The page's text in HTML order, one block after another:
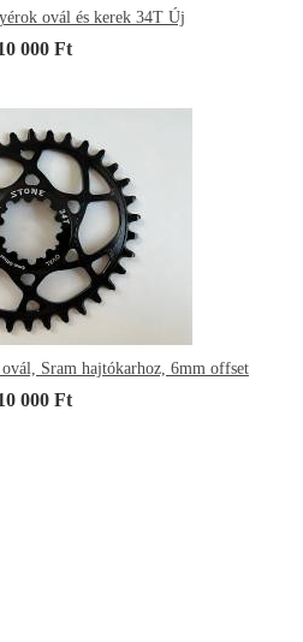
ovál és kerek 34T Új
000 Ft
Sram hajtókarhoz, 6mm offset
000 Ft